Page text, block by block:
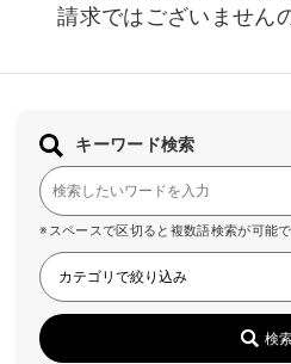
請求ではございません
キーワード検索
※スペースで区切ると複数語検索が可能で
検